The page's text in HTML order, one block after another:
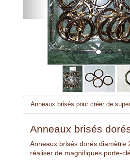
Anneaux brisés pour créer de
Anneaux brisés
Anneaux brisés dorés diamètre
réaliser de magnifiques porte-